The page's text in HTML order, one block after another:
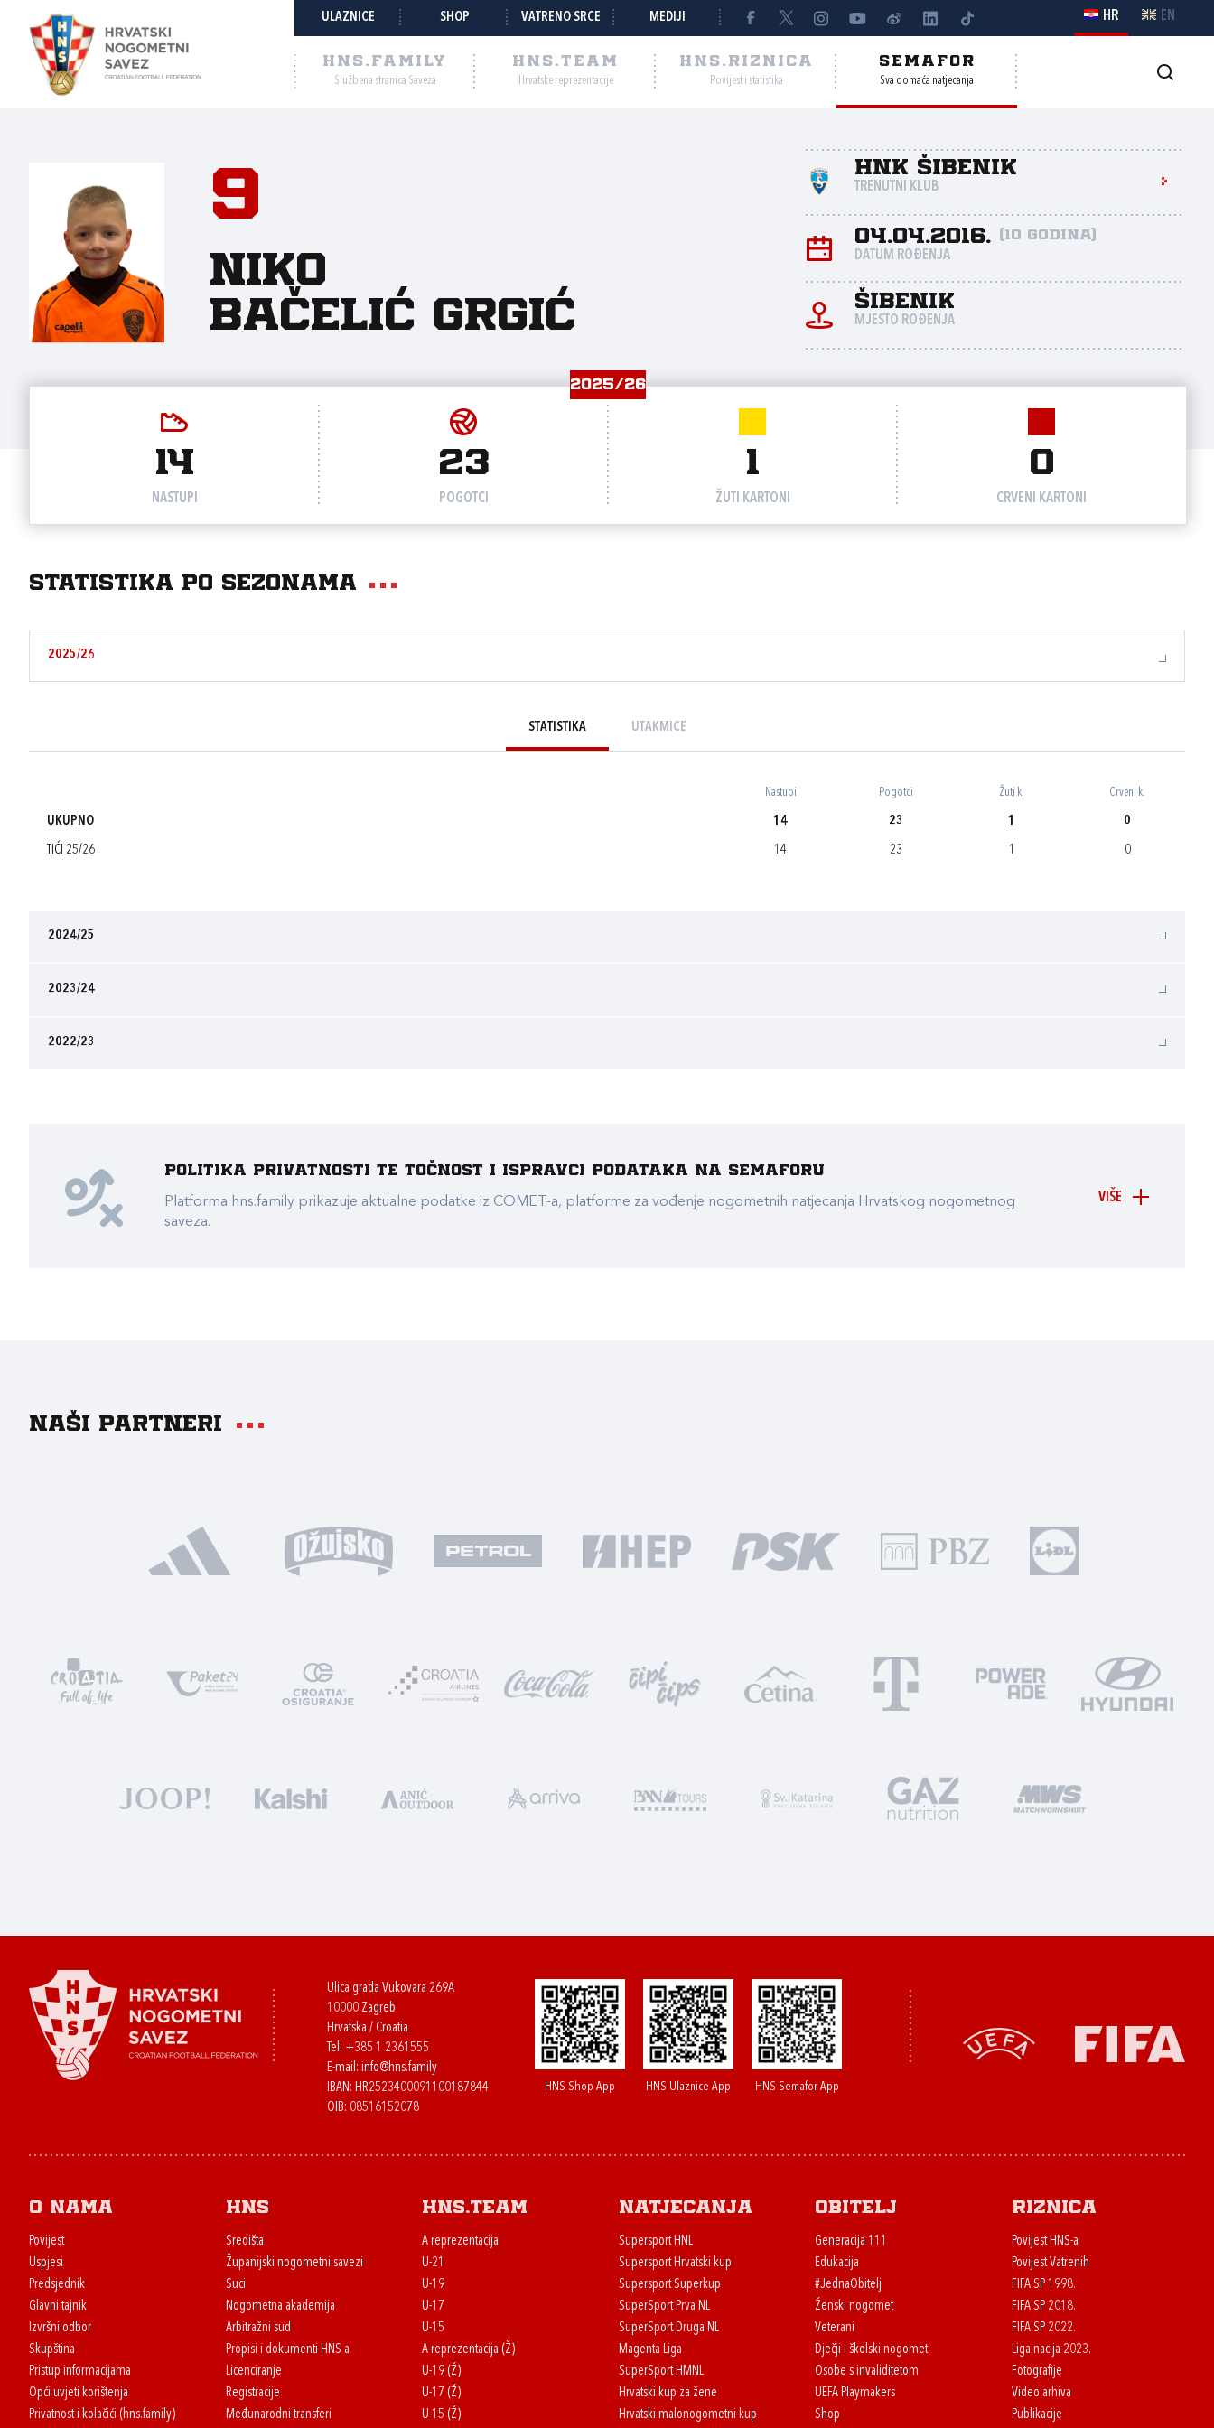
ULAZNICE SHOP VATRENO SRCE MEDIJI HR EN
HNS.FAMILY
Službena stranica Saveza
HNS.TEAM
Hrvatske reprezentacije
HNS.RIZNICA
Povijest i statistika
SEMAFOR
Sva domaća natjecanja
9
Niko
Bačelić Grgić
HNK Šibenik
TRENUTNI KLUB
04.04.2016. (10 godina)
DATUM ROĐENJA
Šibenik
MJESTO ROĐENJA
2025/26
14
NASTUPI
23
POGOTCI
1
ŽUTI KARTONI
0
CRVENI KARTONI
Statistika po sezonama
2025/26
STATISTIKA UTAKMICE
Nastupi Pogotci Žuti k. Crveni k.
UKUPNO 14 23 1 0
TIĆI 25/26 14 23 1 0
2024/25
2023/24
2022/23
VIŠE
Politika privatnosti te točnost i ispravci podataka na Semaforu
Platforma hns.family prikazuje aktualne podatke iz COMET-a, platforme za vođenje nogometnih natjecanja Hrvatskog nogometnog
saveza.
Naši partneri
Ulica grada Vukovara 269A
10000 Zagreb
Hrvatska / Croatia
Tel: +385 1 2361555
E-mail: info@hns.family
IBAN: HR2523400091100187844
OIB: 08516152078
HNS Shop App HNS Ulaznice App HNS Semafor App
O nama
Povijest
Uspjesi
Predsjednik
Glavni tajnik
Izvršni odbor
Skupština
Pristup informacijama
Opći uvjeti korištenja
Privatnost i kolačići (hns.family)
HNS
Središta
Županijski nogometni savezi
Suci
Nogometna akademija
Arbitražni sud
Propisi i dokumenti HNS-a
Licenciranje
Registracije
Međunarodni transferi
HNS.team
A reprezentacija
U-21
U-19
U-17
U-15
A reprezentacija (Ž)
U-19 (Ž)
U-17 (Ž)
U-15 (Ž)
Natjecanja
Supersport HNL
Supersport Hrvatski kup
Supersport Superkup
SuperSport Prva NL
SuperSport Druga NL
Magenta Liga
SuperSport HMNL
Hrvatski kup za žene
Hrvatski malonogometni kup
Obitelj
Generacija 111
Edukacija
#JednaObitelj
Ženski nogomet
Veterani
Dječji i školski nogomet
Osobe s invaliditetom
UEFA Playmakers
Shop
Riznica
Povijest HNS-a
Povijest Vatrenih
FIFA SP 1998.
FIFA SP 2018.
FIFA SP 2022.
Liga nacija 2023.
Fotografije
Video arhiva
Publikacije